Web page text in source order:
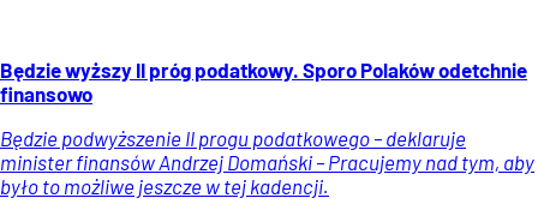
Będzie wyższy II próg podatkowy. Sporo Polaków odetchnie
finansowo
Będzie podwyższenie II progu podatkowego – deklaruje
minister finansów Andrzej Domański – Pracujemy nad tym, aby
było to możliwe jeszcze w tej kadencji.